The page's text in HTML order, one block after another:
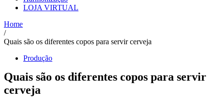
LOJA VIRTUAL
Home
/
Quais são os diferentes copos para servir cerveja
Produção
Quais são os diferentes copos para servir
cerveja